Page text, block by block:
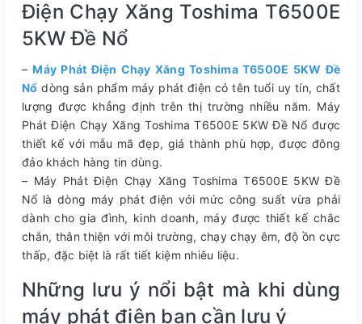
Điện Chạy Xăng Toshima T6500E
5KW Đề Nổ
–Máy Phát Điện Chạy Xăng Toshima T6500E 5KW Đề
Nổ dòng sản phẩm máy phát điện có tên tuổi uy tín, chất
lượng được khẳng định trên thị trường nhiều năm. Máy
Phát Điện Chạy Xăng Toshima T6500E 5KW Đề Nổ được
thiết kế với mẫu mã đẹp, giá thành phù hợp, được đông
đảo khách hàng tin dùng.
– Máy Phát Điện Chạy Xăng Toshima T6500E 5KW Đề
Nổ là dòng máy phát điện với mức công suất vừa phải
dành cho gia đình, kinh doanh, máy được thiết kế chắc
chắn, thân thiện với môi trường, chạy chạy êm, độ ồn cực
thấp, đặc biệt là rất tiết kiệm nhiêu liệu.
Những lưu ý nổi bật mà khi dùng
máy phát điện bạn cần lưu ý